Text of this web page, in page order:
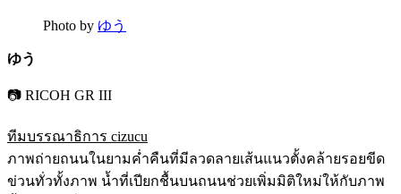
Photo by ゆう
ゆう
📷 RICOH GR III
ทีมบรรณาธิการ cizucu
ภาพถ่ายถนนในยามค่ำคืนที่มีลวดลายเส้นแนวตั้งคล้ายรอยขีด
ข่วนทั่วทั้งภาพ น้ำที่เปียกชื้นบนถนนช่วยเพิ่มมิติใหม่ให้กับภาพ